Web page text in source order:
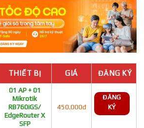
THIẾT BỊ GIÁ ĐĂNG KÝ
01 AP + 01
Mikrotik
RB760iGS/
EdgeRouter X
SFP
450.000đ
ĐĂNG
KÝ